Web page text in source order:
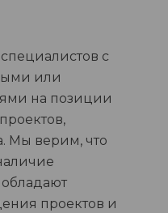
с
или
на позиции
Мы верим, что
проектов и